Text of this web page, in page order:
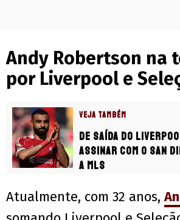
Andy Robertson na
por Liverpool e
VEJA TAMBÉM
De saída do
assinar com o San
a MLS
Atualmente, com 32 anos,